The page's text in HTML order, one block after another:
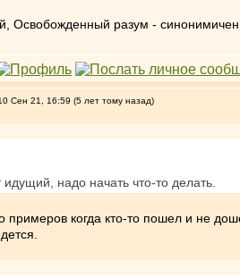
Освобожденный разум -
Сен 21, 16:59 (5 лет тому назад)
идущий, надо начать что-то делать.
примеров когда кто-то пошел и не